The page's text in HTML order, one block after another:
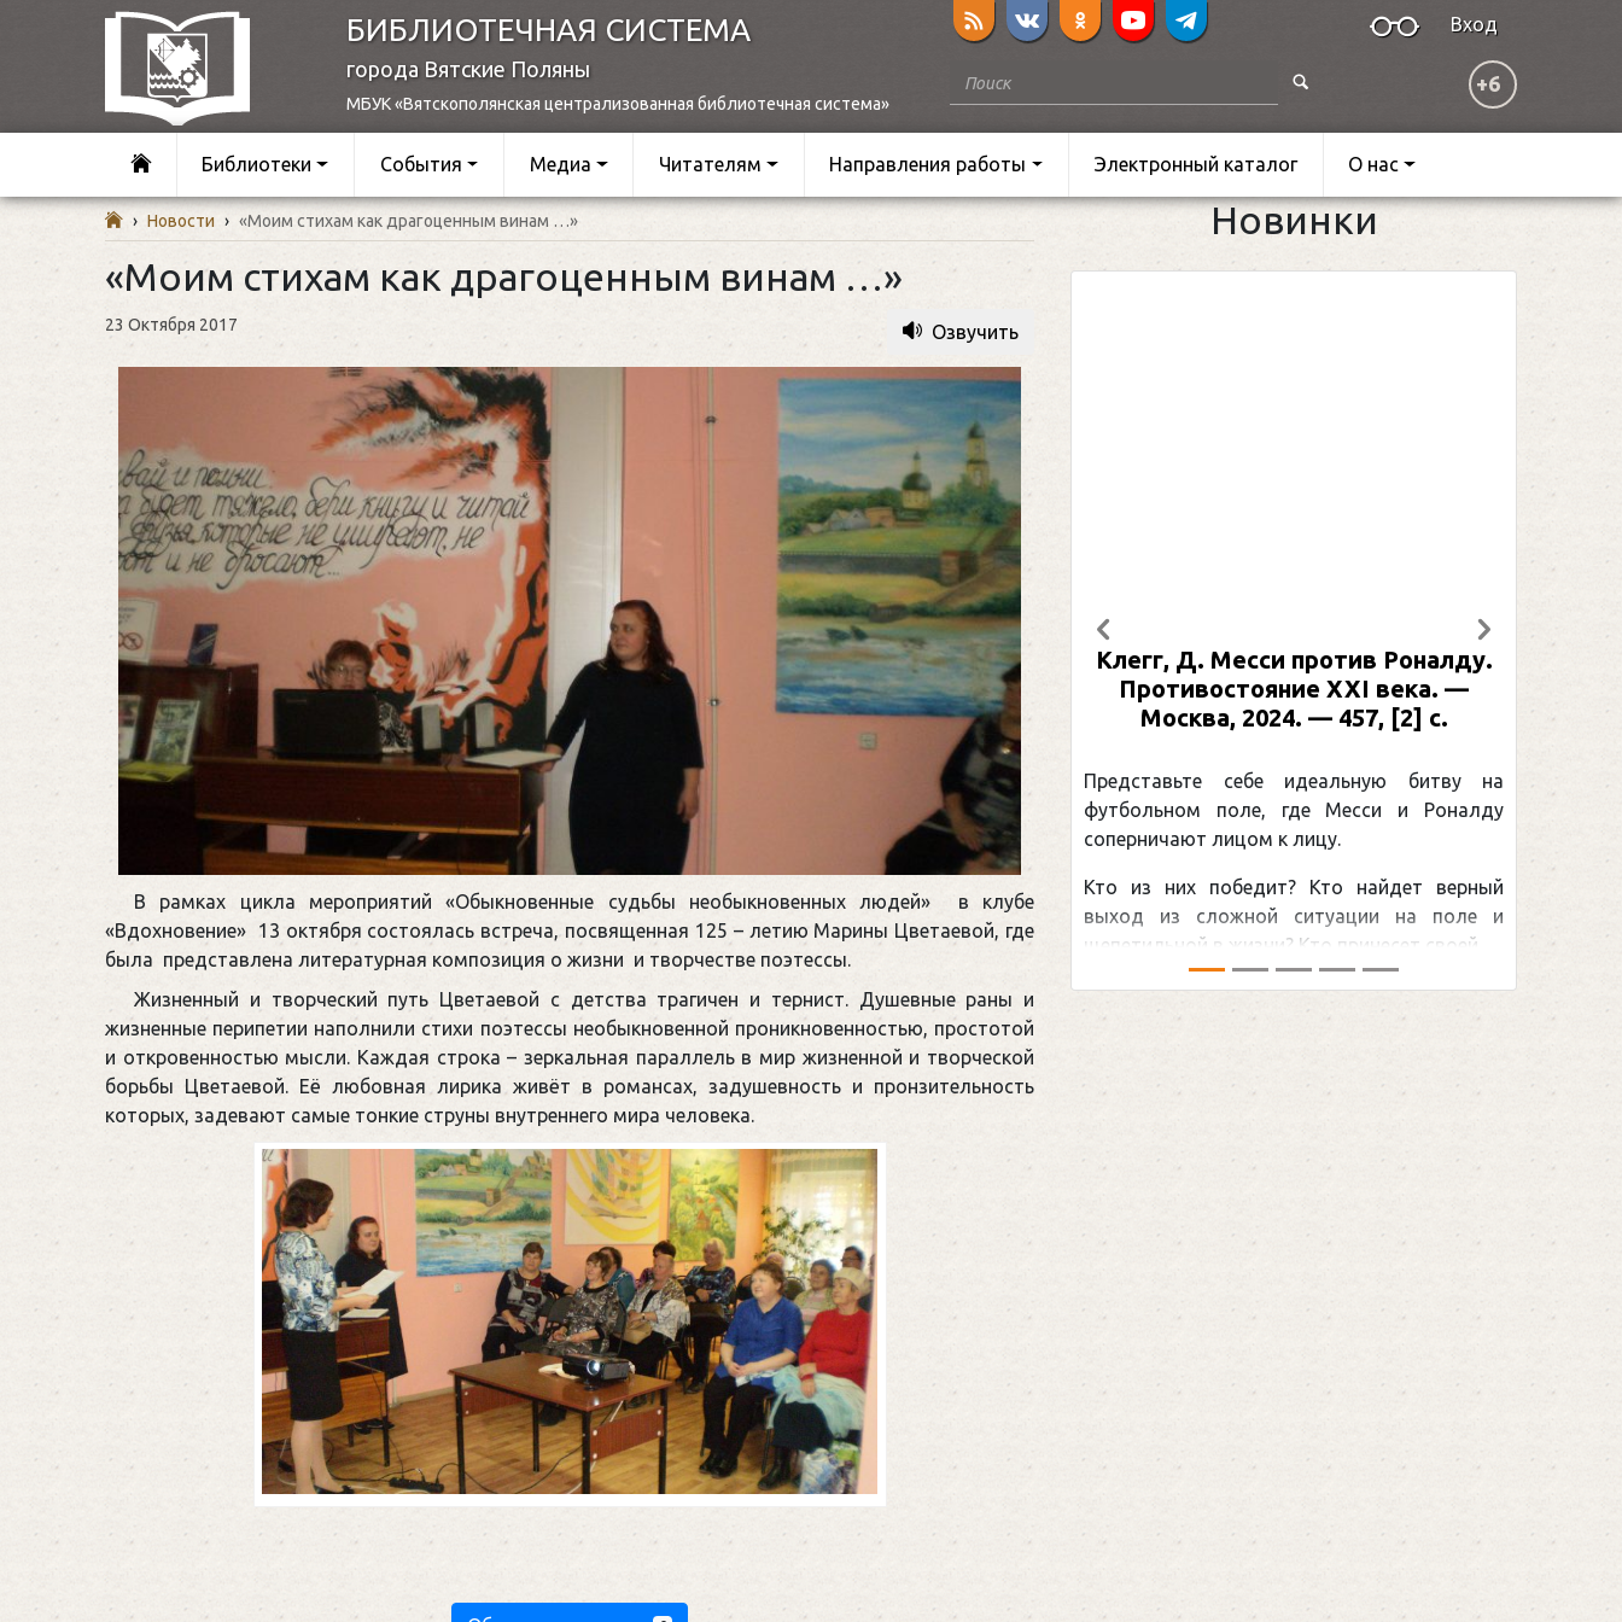
БИБЛИОТЕЧНАЯ СИСТЕМА
города Вятские Поляны
МБУК «Вятскополянская централизованная библиотечная система»
Вход
+6
Библиотеки События Медиа Читателям Направления работы Электронный каталог О нас
› Новости › «Моим стихам как драгоценным винам …»
«Моим стихам как драгоценным винам …»
23 Октября 2017 Озвучить
В рамках цикла мероприятий «Обыкновенные судьбы необыкновенных людей» в клубе
«Вдохновение» 13 октября состоялась встреча, посвященная 125 – летию Марины Цветаевой, где
была представлена литературная композиция о жизни и творчестве поэтессы.
Жизненный и творческий путь Цветаевой с детства трагичен и тернист. Душевные раны и
жизненные перипетии наполнили стихи поэтессы необыкновенной проникновенностью, простотой
и откровенностью мысли. Каждая строка – зеркальная параллель в мир жизненной и творческой
борьбы Цветаевой. Её любовная лирика живёт в романсах, задушевность и пронзительность
которых, задевают самые тонкие струны внутреннего мира человека.
Новинки
Клегг, Д. Месси против Роналду.
Противостояние XXI века. —
Москва, 2024. — 457, [2] с.
Представьте себе идеальную битву на
футбольном поле, где Месси и Роналду
соперничают лицом к лицу.
Кто из них победит? Кто найдет верный
выход из сложной ситуации на поле и
щепетильной в жизни? Кто принесет своей ...
Предыдущий Следующий